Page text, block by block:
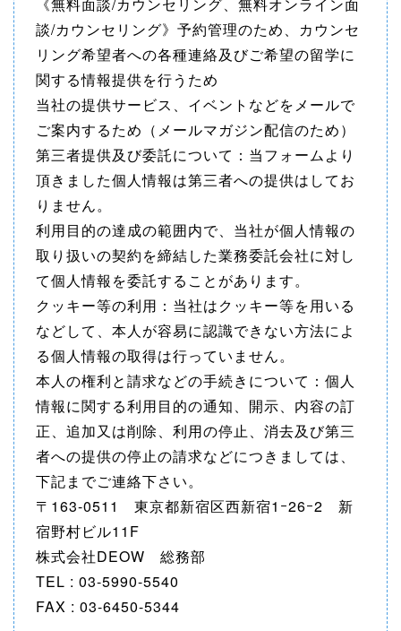
談/カウンセリング》予約管理のため、カウンセ
リング希望者への各種連絡及びご希望の留学に
関する情報提供を行うため
当社の提供サービス、イベントなどをメールで
ご案内するため（メールマガジン配信のため）
第三者提供及び委託について：当フォームより
頂きました個人情報は第三者への提供はしてお
りません。
利用目的の達成の範囲内で、当社が個人情報の
取り扱いの契約を締結した業務委託会社に対し
て個人情報を委託することがあります。
クッキー等の利用：当社はクッキー等を用いる
などして、本人が容易に認識できない方法によ
る個人情報の取得は行っていません。
本人の権利と請求などの手続きについて：個人
情報に関する利用目的の通知、開示、内容の訂
正、追加又は削除、利用の停止、消去及び第三
者への提供の停止の請求などにつきましては、
下記までご連絡下さい。
〒163-0511 東京都新宿区西新宿1ｰ26ｰ2 新
宿野村ビル11F
株式会社DEOW 総務部
TEL : 03-5990-5540
FAX : 03-6450-5344